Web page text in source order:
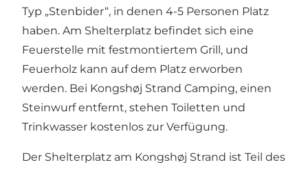
Typ „Stenbider“, in denen 4-5 Personen Platz
haben. Am Shelterplatz befindet sich eine
Feuerstelle mit festmontiertem Grill, und
Feuerholz kann auf dem Platz erworben
werden. Bei Kongshøj Strand Camping, einen
Steinwurf entfernt, stehen Toiletten und
Trinkwasser kostenlos zur Verfügung.
Der Shelterplatz am Kongshøj Strand ist Teil des